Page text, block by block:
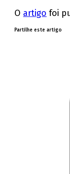
O artigo foi
Partilhe este artigo